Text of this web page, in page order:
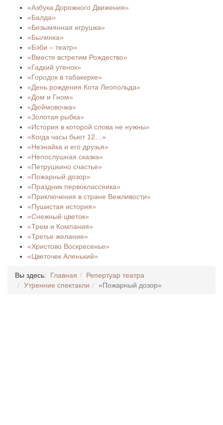
«Азбука Дорожного Движения»
«Балда»
«Безымянная игрушка»
«Былинка»
«Бэби – театр»
«Вместе встретим Рождество»
«Гадкий утенок»
«Городок в табакерке»
«День рождения Кота Леопольда»
«Дом и Гном»
«Дюймовочка»
«Золотая рыбка»
«История в которой слова не нужны»
«Когда часы бьют 12…»
«Незнайка и его друзья»
«Непослушная сказка»
«Петрушкино счастье»
«Пожарный дозор»
«Праздник первоклассника»
«Приключения в стране Вежливости»
«Пушистая история»
«Снежный цветок»
«Трем и Компания»
«Третье желание»
«Христово Воскресенье»
«Цветочек Аленький»
Вы здесь: Главная
Репертуар театра
Утренние спектакли
«Пожарный дозор»